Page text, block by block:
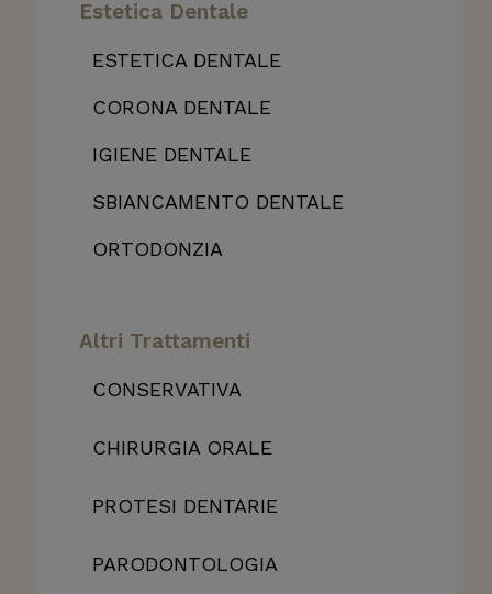
Estetica Dentale
ESTETICA DENTALE
CORONA DENTALE
IGIENE DENTALE
SBIANCAMENTO DENTALE
ORTODONZIA
Altri Trattamenti
CONSERVATIVA
CHIRURGIA ORALE
PROTESI DENTARIE
PARODONTOLOGIA